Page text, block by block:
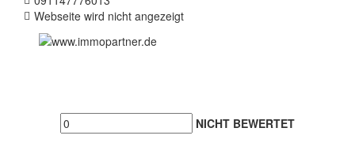
Webseite wird nicht angezeigt
NICHT BEWERTET